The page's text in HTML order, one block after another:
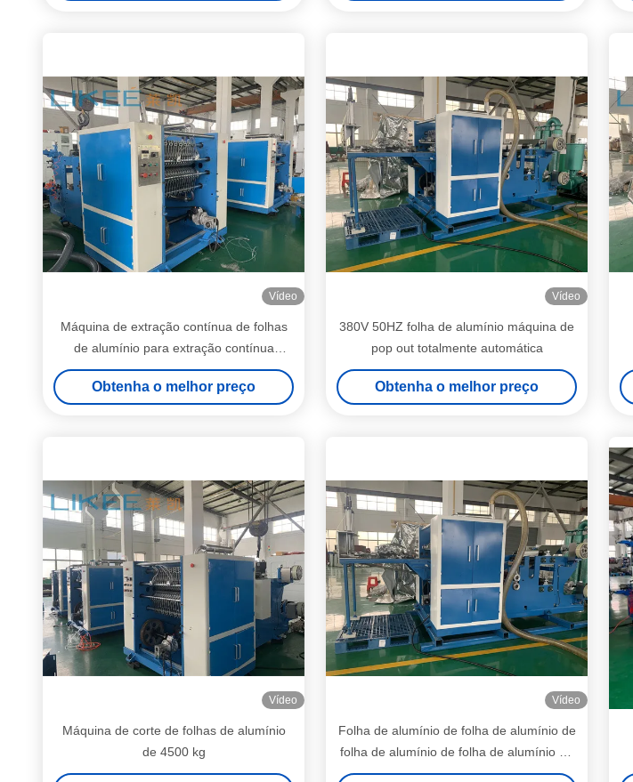
Vídeo
Máquina de extração contínua de folhas
de alumínio para extração contínua
interdobrada em forma de V
Obtenha o melhor preço
Vídeo
380V 50HZ folha de alumínio máquina de
pop out totalmente automática
Obtenha o melhor preço
Vídeo
Máquina de corte de folhas de alumínio
de 4500 kg
Vídeo
Folha de alumínio de folha de alumínio de
folha de alumínio de folha de alumínio de
folha de alumínio de folha de alumínio de